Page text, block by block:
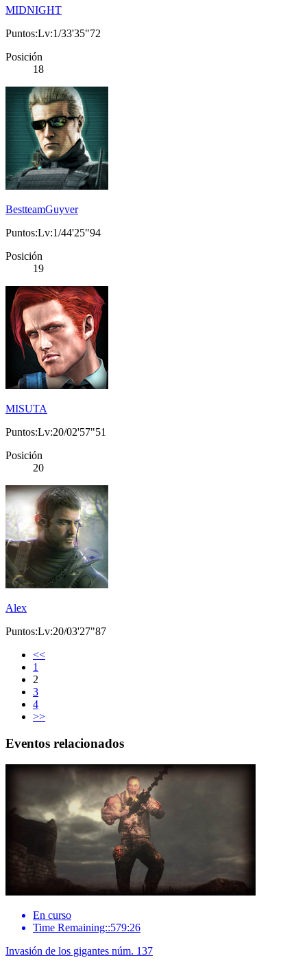
MIDNIGHT
Puntos:Lv:1/33'35"72
Posición
18
BestteamGuyver
Puntos:Lv:1/44'25"94
Posición
19
MISUTA
Puntos:Lv:20/02'57"51
Posición
20
Alex
Puntos:Lv:20/03'27"87
<<
1
2
3
4
>>
Eventos relacionados
En curso
Time Remaining::579:26
Invasión de los gigantes núm. 137